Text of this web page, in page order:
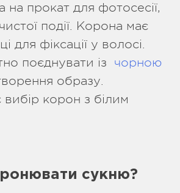
прокат для фотосесії,
події. Корона має
для фіксації у волосі.
поєднувати із
чорною
образу.
вибір корон з білим
сукню?